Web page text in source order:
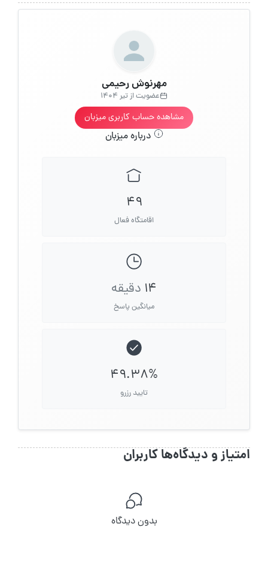
مهرنوش رحیمی
عضویت از تیر 1404
مشاهده حساب کاربری میزبان
درباره میزبان
49
اقامتگاه فعال
14 دقیقه
میانگین پاسخ
49.38%
تایید رزرو
امتیاز و دیدگاه‌ها کاربران
بدون دیدگاه